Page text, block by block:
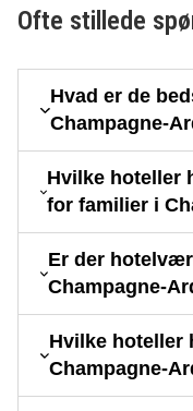
Ofte stillede
Hvad er de
Champagne-
Hvilke hoteller
for familier i
Er der
Champagne-
Hvilke hoteller
Champagne-